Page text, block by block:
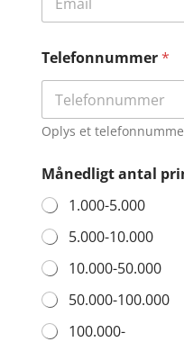
Telefonnummer*
Oplys et
Månedligt antal
1.000-5.000
5.000-10.000
10.000-50.000
50.000-100.000
100.000-